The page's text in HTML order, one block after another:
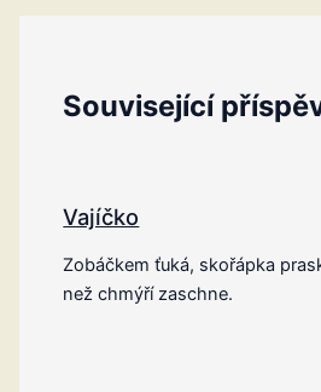
Související
Vajíčko
Zobáčkem ťuká, skořápka
než chmýří zaschne.